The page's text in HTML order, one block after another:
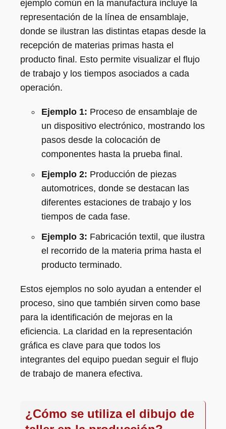
ejemplo común en la manufactura incluye la
representación de la línea de ensamblaje,
donde se ilustran las distintas etapas desde la
recepción de materias primas hasta el
producto final. Esto permite visualizar el flujo
de trabajo y los tiempos asociados a cada
operación.
Ejemplo 1: Proceso de ensamblaje de
un dispositivo electrónico, mostrando los
pasos desde la colocación de
componentes hasta la prueba final.
Ejemplo 2: Producción de piezas
automotrices, donde se destacan las
diferentes estaciones de trabajo y los
tiempos de cada fase.
Ejemplo 3: Fabricación textil, que ilustra
el recorrido de la materia prima hasta el
producto terminado.
Estos ejemplos no solo ayudan a entender el
proceso, sino que también sirven como base
para la identificación de mejoras en la
eficiencia. La claridad en la representación
gráfica es clave para que todos los
integrantes del equipo puedan seguir el flujo
de trabajo de manera efectiva.
¿Cómo se utiliza el dibujo de